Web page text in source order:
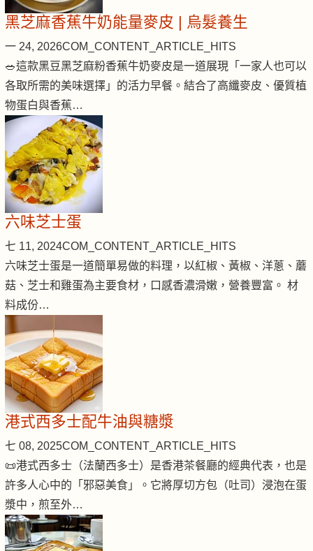
黑芝麻香蕉牛奶能量麥皮 | 烏髮養生
一 24, 2026COM_CONTENT_ARTICLE_HITS
🥗這款黑豆黑芝麻粉香蕉牛奶麥皮是一道展現「一家人也可以
各取所需的美味選擇」的活力早餐。結合了高纖麥皮、優質植
物蛋白與香蕉…
六味芝士蛋
七 11, 2024COM_CONTENT_ARTICLE_HITS
六味芝士蛋是一道簡單易做的料理，以紅椒、黃椒、洋蔥、蘑
菇、芝士和雞蛋為主要食材，口感香濃滑嫩，營養豐富。 材
料成份…
港式西多士配牛油與糖漿
七 08, 2025COM_CONTENT_ARTICLE_HITS
📜港式西多士（法蘭西多士）是香港茶餐廳的經典代表，也是
許多人心中的「邪惡美食」。它將厚切方包（吐司）浸泡在蛋
漿中，煎至外…